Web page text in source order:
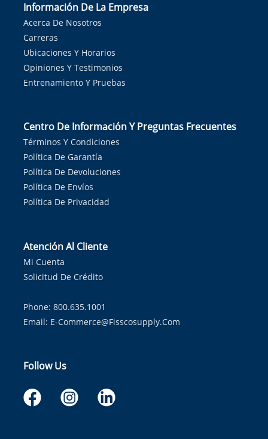
Información De La Empresa
Acerca De Nosotros
Carreras
Ubicaciones Y Horarios
Opiniones Y Testimonios
Entrenamiento Y Pruebas
Centro De Información Y Preguntas Frecuentes
Términos Y Condiciones
Política De Garantía
Política De Devoluciones
Política De Envíos
Política De Privacidad
Atención Al Cliente
Mi Cuenta
Solicitud De Crédito
Phone: 800.635.1001
Email: E-Commerce@fisscosupply.com
Follow Us